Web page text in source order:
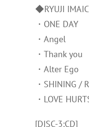
◆RYUJI
・ONE DAY
・Angel
・Thank you
・Alter Ego
・SHINING /
・LOVE
[DISC-3:CD]